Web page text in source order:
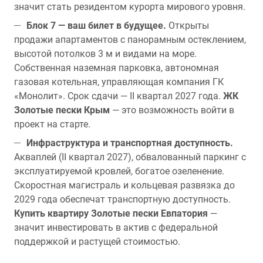
значит стать резидентом курорта мирового уровня.
Блок 7 — ваш билет в будущее. Открыты
продажи апартаментов с панорамным остеклением,
высотой потолков 3 м и видами на море.
Собственная наземная парковка, автономная
газовая котельная, управляющая компания ГК
«Монолит». Срок сдачи — II квартал 2027 года. ЖК
Золотые пески Крым — это возможность войти в
проект на старте.
Инфраструктура и транспортная доступность.
Акваплей (II квартал 2027), обвалованный паркинг с
эксплуатируемой кровлей, богатое озеленение.
Скоростная магистраль и кольцевая развязка до
2029 года обеспечат транспортную доступность.
Купить квартиру Золотые пески Евпатория —
значит инвестировать в актив с федеральной
поддержкой и растущей стоимостью.